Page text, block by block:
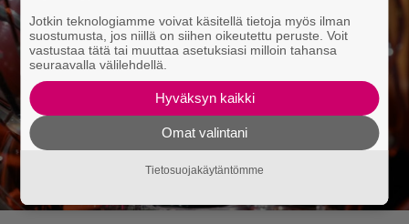
Jotkin teknologiamme voivat käsitellä tietoja myös ilman
suostumusta, jos niillä on siihen oikeutettu peruste. Voit
vastustaa tätä tai muuttaa asetuksiasi milloin tahansa
seuraavalla välilehdellä.
Hyväksyn kaikki
Omat valintani
Tietosuojakäytäntömme